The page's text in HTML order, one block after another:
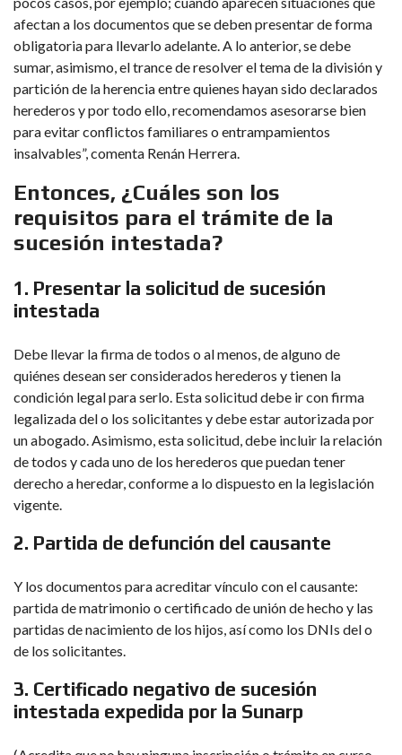
afectan a los documentos que se deben presentar de forma
obligatoria para llevarlo adelante. A lo anterior, se debe
sumar, asimismo, el trance de resolver el tema de la división y
partición de la herencia entre quienes hayan sido declarados
herederos y por todo ello, recomendamos asesorarse bien
para evitar conflictos familiares o entrampamientos
insalvables”, comenta Renán Herrera.
Entonces, ¿Cuáles son los
requisitos para el trámite de la
sucesión intestada?
1. Presentar la solicitud de sucesión
intestada
Debe llevar la firma de todos o al menos, de alguno de
quiénes desean ser considerados herederos y tienen la
condición legal para serlo. Esta solicitud debe ir con firma
legalizada del o los solicitantes y debe estar autorizada por
un abogado. Asimismo, esta solicitud, debe incluir la relación
de todos y cada uno de los herederos que puedan tener
derecho a heredar, conforme a lo dispuesto en la legislación
vigente.
2. Partida de defunción del causante
Y los documentos para acreditar vínculo con el causante:
partida de matrimonio o certificado de unión de hecho y las
partidas de nacimiento de los hijos, así como los DNIs del o
de los solicitantes.
3. Certificado negativo de sucesión
intestada expedida por la Sunarp